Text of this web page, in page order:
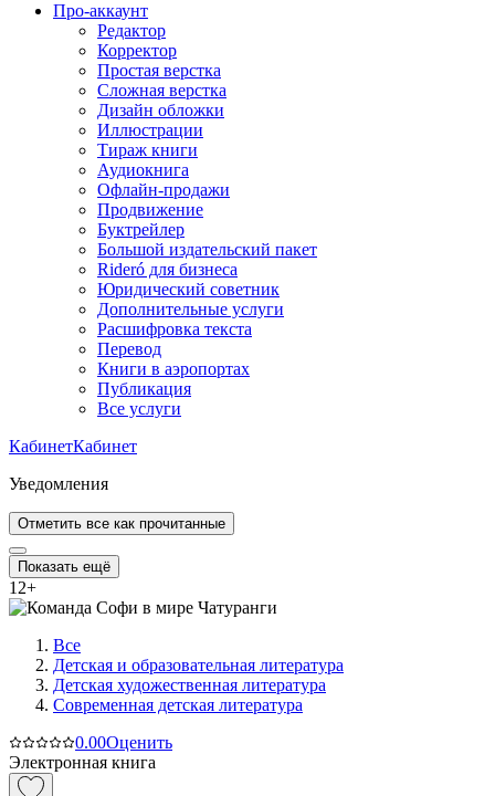
Про-аккаунт
Редактор
Корректор
Простая верстка
Сложная верстка
Дизайн обложки
Иллюстрации
Тираж книги
Аудиокнига
Офлайн-продажи
Продвижение
Буктрейлер
Большой издательский пакет
Rideró для бизнеса
Юридический советник
Дополнительные услуги
Расшифровка текста
Перевод
Книги в аэропортах
Публикация
Все услуги
КабинетКабинет
Уведомления
Отметить все как прочитанные
Показать ещё
12+
Все
Детская и образовательная литература
Детская художественная литература
Современная детская литература
0.00Оценить
Электронная книга